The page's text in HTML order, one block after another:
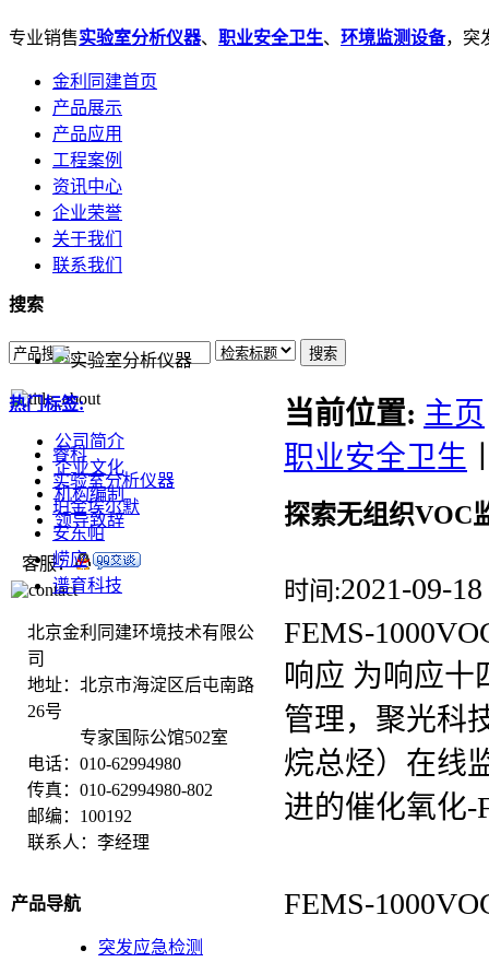
专业销售实验室分析仪器、 职业安全卫生、 环境监测设备，突
金利同建首页
产品展示
产品应用
工程案例
资讯中心
企业荣誉
关于我们
联系我们
搜索
搜索
热门标签:
睿科
实验室分析仪器
珀金埃尔默
安东帕
崂应
谱育科技
公司简介
企业文化
机构编制
领导致辞
客服：
北京金利同建环境技术有限公
司
地址：北京市海淀区后屯南路
26号
专家国际公馆502室
电话：010-62994980
传真：010-62994980-802
邮编：100192
联系人：李经理
产品导航
突发应急检测
当前位置: 主页
职业安全卫生
探索无组织VOC
时间:2021-09-
FEMS-
响应 为响应十
管理，聚光科
烷总烃）在线
进的催化氧化-
FEMS-